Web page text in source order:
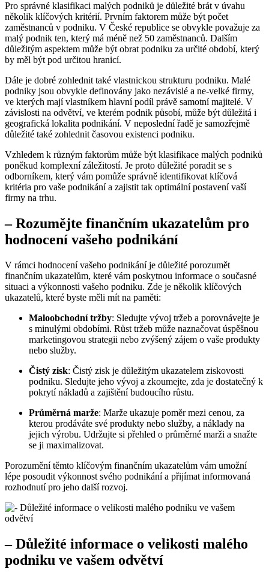
Pro správné klasifikaci malých podniků je důležité brát v úvahu
několik klíčových kritérií. Prvním faktorem může být počet
zaměstnanců v podniku. V České republice se obvykle považuje za
malý podnik ten, který má méně než 50 zaměstnanců. Dalším
důležitým aspektem může být obrat podniku za určité období, který
by měl být pod určitou hranicí.
Dále je dobré zohlednit také vlastnickou strukturu podniku. Malé
podniky jsou obvykle definovány jako nezávislé a ne-velké firmy,
ve kterých mají vlastníkem hlavní podíl právě samotní majitelé. V
závislosti na odvětví, ve kterém podnik působí, může být důležitá i
geografická lokalita podnikání. V neposlední řadě je samozřejmě
důležité také zohlednit časovou existenci podniku.
Vzhledem k různým faktorům může být klasifikace malých podniků
poněkud komplexní záležitostí. Je proto důležité poradit se s
odborníkem, který vám pomůže správně identifikovat klíčová
kritéria pro vaše podnikání a zajistit tak optimální postavení vaší
firmy na trhu.
– Rozumějte finančním ukazatelům pro
hodnocení vašeho podnikání
V rámci hodnocení vašeho podnikání je důležité porozumět
finančním ukazatelům, které vám poskytnou informace o současné
situaci a výkonnosti vašeho podniku. Zde je několik klíčových
ukazatelů, které byste měli mít na paměti:
Maloobchodní tržby: Sledujte vývoj tržeb a porovnávejte je
s minulými obdobími. Růst tržeb může naznačovat úspěšnou
marketingovou strategii nebo zvýšený zájem o vaše produkty
nebo služby.
Čistý zisk: Čistý zisk je důležitým ukazatelem ziskovosti
podniku. Sledujte jeho vývoj a zkoumejte, zda je dostatečný k
pokrytí nákladů a zajištění budoucího růstu.
Průměrná marže: Marže ukazuje poměr mezi cenou, za
kterou prodáváte své produkty nebo služby, a náklady na
jejich výrobu. Udržujte si přehled o průměrné marži a snažte
se ji maximalizovat.
Porozumění těmto klíčovým finančním ukazatelům vám umožní
lépe posoudit výkonnost svého podnikání a přijímat informovaná
rozhodnutí pro jeho další rozvoj.
– Důležité informace o velikosti malého
podniku ve vašem odvětví